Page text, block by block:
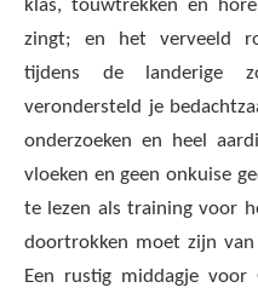
klas, touwtrekken en
zingt; en het verveeld
tijdens de landerige
verondersteld je
onderzoeken en heel
vloeken en geen onkuise
te lezen als training voor
doortrokken moet zijn van
Een rustig middagje